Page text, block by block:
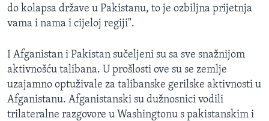
do kolapsa države u Pakistanu, to je ozbiljna prijetnja
vama i nama i cijeloj regiji".
I Afganistan i Pakistan sučeljeni su sa sve snažnijom
aktivnošću talibana. U prošlosti ove su se zemlje
uzajamno optuživale za talibanske gerilske aktivnosti u
Afganistanu. Afganistanski su dužnosnici vodili
trilateralne razgovore u Washingtonu s pakistanskim i